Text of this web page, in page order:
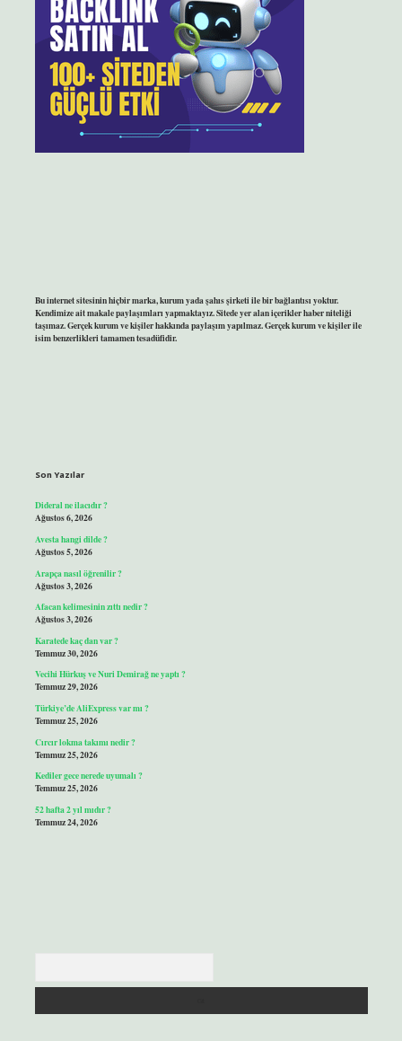
Bu internet sitesinin hiçbir marka, kurum yada şahıs şirketi ile bir bağlantısı yoktur.
Kendimize ait makale paylaşımları yapmaktayız. Sitede yer alan içerikler haber niteliği
taşımaz. Gerçek kurum ve kişiler hakkında paylaşım yapılmaz. Gerçek kurum ve kişiler ile
isim benzerlikleri tamamen tesadüfidir.
Son Yazılar
Dideral ne ilacıdır ?
Ağustos 6, 2026
Avesta hangi dilde ?
Ağustos 5, 2026
Arapça nasıl öğrenilir ?
Ağustos 3, 2026
Afacan kelimesinin zıttı nedir ?
Ağustos 3, 2026
Karatede kaç dan var ?
Temmuz 30, 2026
Vecihi Hürkuş ve Nuri Demirağ ne yaptı ?
Temmuz 29, 2026
Türkiye’de AliExpress var mı ?
Temmuz 25, 2026
Cırcır lokma takımı nedir ?
Temmuz 25, 2026
Kediler gece nerede uyumalı ?
Temmuz 25, 2026
52 hafta 2 yıl mıdır ?
Temmuz 24, 2026